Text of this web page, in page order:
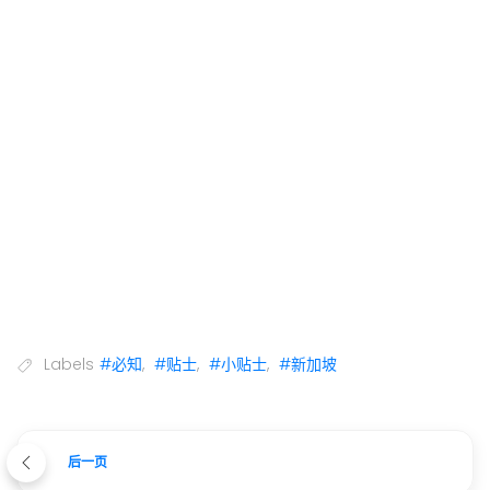
Labels #必知, #贴士, #小贴士, #新加坡
后一页